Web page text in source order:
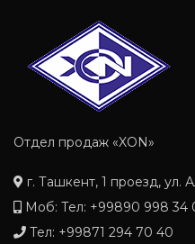
Отдел продаж «XON»
г. Ташкент, 1 проезд, ул.
Моб: Тел: +99890 998 34
Тел: +99871 294 70 40